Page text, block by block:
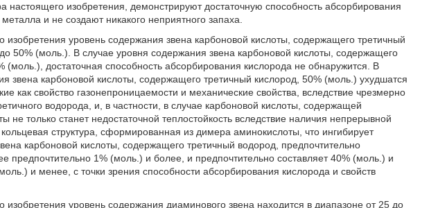
настоящего изобретения, демонстрируют достаточную способность абсорбирования
и не создают никакого неприятного запаха.
уровень содержания звена карбоновой кислоты, содержащего третичный
50% (моль.). В случае уровня содержания звена карбоновой кислоты, содержащего
достаточная способность абсорбирования кислорода не обнаружится. В
звена карбоновой кислоты, содержащего третичный кислород, 50% (моль.) ухудшатся
как свойство газонепроницаемости и механические свойства, вследствие чрезмерно
водорода, и, в частности, в случае карбоновой кислоты, содержащей
не только станет недостаточной теплостойкость вследствие наличия непрерывной
структура, сформированная из димера аминокислоты, что ингибирует
карбоновой кислоты, содержащего третичный водород, предпочтительно
предпочтительно 1% (моль.) и более, и предпочтительно составляет 40% (моль.) и
и менее, с точки зрения способности абсорбирования кислорода и свойств
уровень содержания диаминового звена находится в диапазоне от 25 до